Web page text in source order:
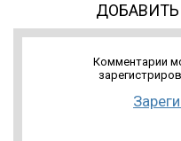
Комментарии